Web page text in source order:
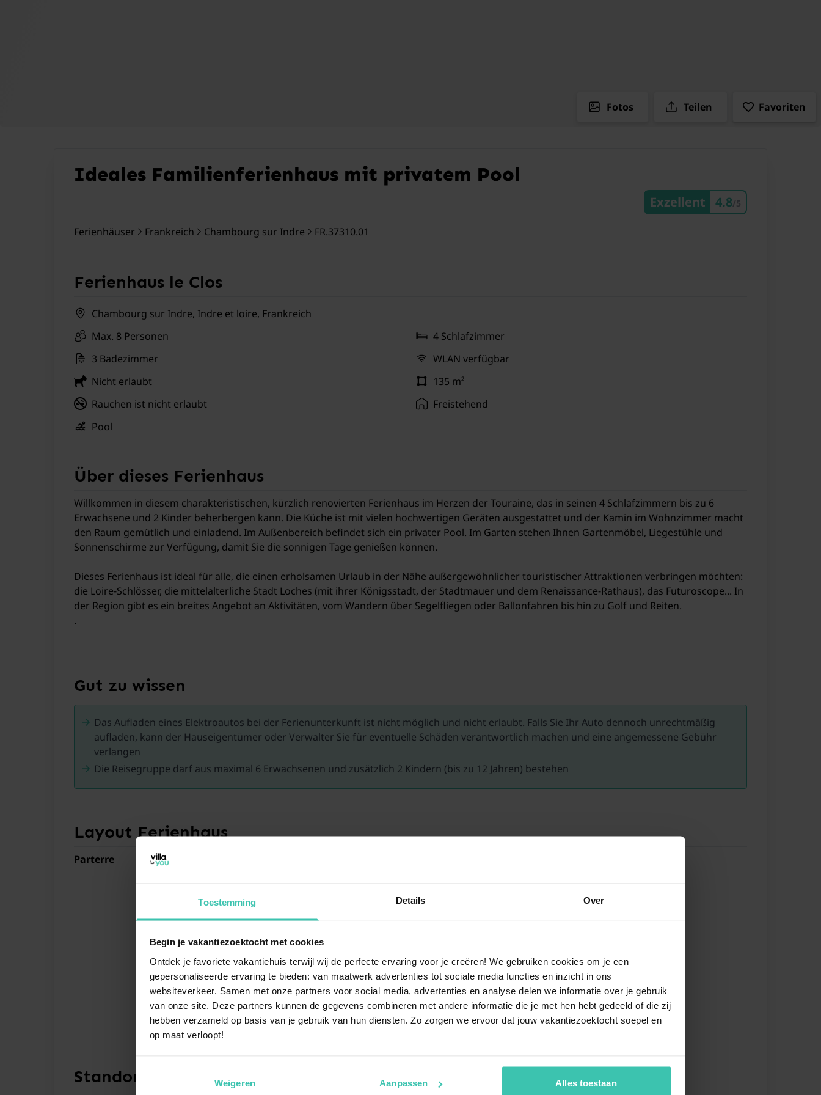
Toestemming Details Over
Begin je vakantiezoektocht met cookies
Ontdek je favoriete vakantiehuis terwijl wij de perfecte ervaring voor je creëren! We gebruiken cookies om je een
gepersonaliseerde ervaring te bieden: van maatwerk advertenties tot sociale media functies en inzicht in ons
websiteverkeer. Samen met onze partners voor social media, advertenties en analyse delen we informatie over je gebruik
van onze site. Deze partners kunnen de gegevens combineren met andere informatie die je met hen hebt gedeeld of die zij
hebben verzameld op basis van je gebruik van hun diensten. Zo zorgen we ervoor dat jouw vakantiezoektocht soepel en
op maat verloopt!
Weigeren Aanpassen Alles toestaan
Fotos Teilen Favoriten
Ideales Familienferienhaus mit privatem Pool
Exzellent 4.8/5
Ferienhäuser Frankreich Chambourg sur Indre FR.37310.01
Ferienhaus le Clos
Chambourg sur Indre, Indre et loire, Frankreich
Max. 8 Personen
4 Schlafzimmer
3 Badezimmer
WLAN verfügbar
Nicht erlaubt
135 m²
Rauchen ist nicht erlaubt
Freistehend
Pool
Über dieses Ferienhaus
Willkommen in diesem charakteristischen, kürzlich renovierten Ferienhaus im Herzen der Touraine, das in seinen 4 Schlafzimmern bis zu 6
Erwachsene und 2 Kinder beherbergen kann. Die Küche ist mit vielen hochwertigen Geräten ausgestattet und der Kamin im Wohnzimmer macht
den Raum gemütlich und einladend. Im Außenbereich befindet sich ein privater Pool. Im Garten stehen Ihnen Gartenmöbel, Liegestühle und
Sonnenschirme zur Verfügung, damit Sie die sonnigen Tage genießen können.
Dieses Ferienhaus ist ideal für alle, die einen erholsamen Urlaub in der Nähe außergewöhnlicher touristischer Attraktionen verbringen möchten:
die Loire-Schlösser, die mittelalterliche Stadt Loches (mit ihrer Königsstadt, der Stadtmauer und dem Renaissance-Rathaus), das Futuroscope... In
der Region gibt es ein breites Angebot an Aktivitäten, vom Wandern über Segelfliegen oder Ballonfahren bis hin zu Golf und Reiten.
.
Gut zu wissen
Das Aufladen eines Elektroautos bei der Ferienunterkunft ist nicht möglich und nicht erlaubt. Falls Sie Ihr Auto dennoch unrechtmäßig
aufladen, kann der Hauseigentümer oder Verwalter Sie für eventuelle Schäden verantwortlich machen und eine angemessene Gebühr
verlangen
Die Reisegruppe darf aus maximal 6 Erwachsenen und zusätzlich 2 Kindern (bis zu 12 Jahren) bestehen
Layout Ferienhaus
Parterre
Küche
Kaffeemaschine (Filter)
Backofen
Mikrowelle
Geschirrspüler
Kühl-/Gefrierkombination
Standort